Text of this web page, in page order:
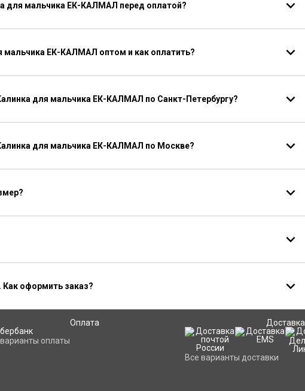
для мальчика ЕК-КАЛМАЛ перед оплатой?
ЕК-КАЛМАЛ оптом и как оплатить?
для мальчика ЕК-КАЛМАЛ по Санкт-Петербургу?
для мальчика ЕК-КАЛМАЛ по Москве?
оформить заказ?
Оплата
оплаты
Доставка
Все варианты доставки